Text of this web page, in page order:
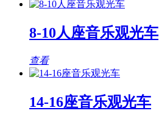
8-10人座音乐观光车
查看
14-16座音乐观光车